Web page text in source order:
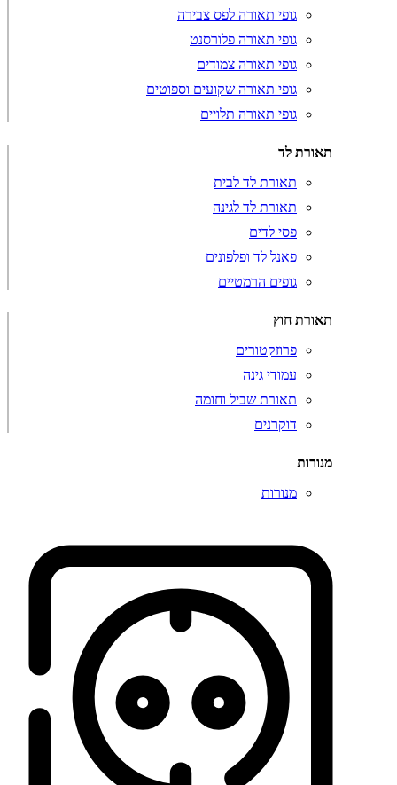
גופי תאורה לפס צבירה
גופי תאורה פלורסנט
גופי תאורה צמודים
גופי תאורה שקועים וספוטים
גופי תאורה תלויים
תאורת לד
תאורת לד לבית
תאורת לד לגינה
פסי לדים
פאנל לד ופלפונים
גופים הרמטיים
תאורת חוץ
פרוזקטורים
עמודי גינה
תאורת שביל וחומה
דוקרנים
מנורות
מנורות